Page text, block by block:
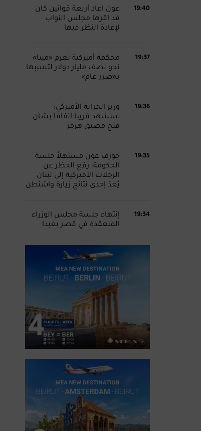
19:40
عون اعاد أربعة قوانين كان
قد اقرها مجلس النواب
لإعادة النظر فيها
19:37
محكمة أميركية تغرم «ميتا»
نحو نصف مليار دولار لتسببها
بـ«ضرر عام»
19:36
وزير الخزانة الأميركي:
سنشهد قريبا اتفاقا بشأن
فتح مضيق هرمز
19:35
جوزف عون مستهلاً جلسة
الحكومة: رفع الحظر عن
الرحلات الأميركية إلى لبنان
يُعدّ إحدى نتائج زيارة واشنطن
19:34
إنتهاء جلسة مجلس الوزراء
المنعقدة في قصر بعبدا